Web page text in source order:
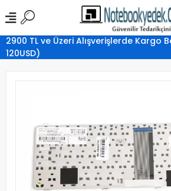
2900 TL ve Üzeri Alışverişlerde Kargo
120USD)